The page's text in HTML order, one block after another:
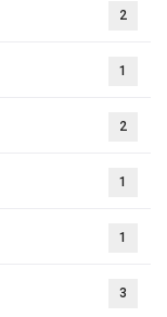
2
1
2
1
1
3